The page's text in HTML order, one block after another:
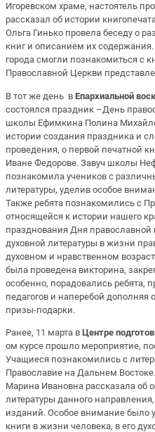
Игоревском храме, настоятель
рассказал об истории
Ольга Гинько провела беседу о
книг и описанием их
города смогли познакомиться с
Православной Церкви
В тот же день в Епархиальной
состоялся праздник –День
школы Ефимкина Полина
истории создания праздника и
проведения, о первой печатной
Иване Федорове. Завуч школы
познакомила учеников с
литературы, уделив особое
Также ребята познакомились с
относящейся к истории нашего
празднования Дня
духовной литературы в жизни
духовном и нравственном
была проведена викторина,
особенно, порадовались ребята,
педагогов и наперебой
призы-подарки.
Ранее, 11 марта в Центре
ом курсе прошло мероприятие,
Учащиеся познакомились с
Православие на Дальнем
Марина Ивановна рассказала об
литературы данного
изданий. Особое внимание было
книги в жизни человека, в его